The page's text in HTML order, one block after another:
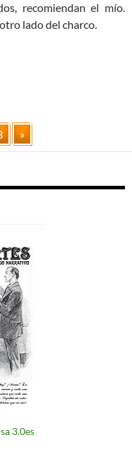
recomiendan el mío.
lado del charco.
»
3.0es